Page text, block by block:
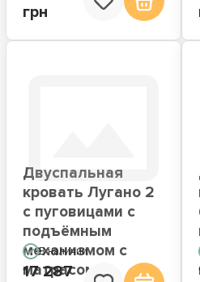
грн
Двуспальная
кровать Лугано 2
с пуговицами с
подъёмным
механизмом с
матрасом
В наличии
17 287